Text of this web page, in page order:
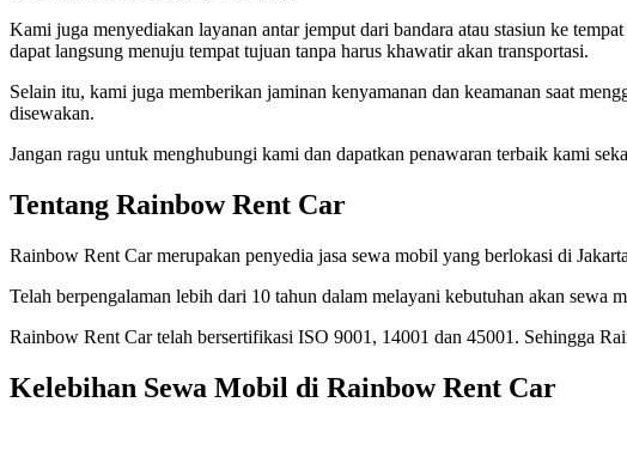
Kami juga menyediakan layanan antar jemput dari bandara atau stasiun ke
dapat langsung menuju tempat tujuan tanpa harus khawatir akan transportasi.
Selain itu, kami juga memberikan jaminan kenyamanan dan keamanan saat
disewakan.
Jangan ragu untuk menghubungi kami dan dapatkan penawaran terbaik kami
Tentang Rainbow Rent Car
Rainbow Rent Car merupakan penyedia jasa sewa mobil yang berlokasi di
Telah berpengalaman lebih dari 10 tahun dalam melayani kebutuhan akan sewa
Rainbow Rent Car telah bersertifikasi ISO 9001, 14001 dan 45001. Sehingga
Kelebihan Sewa Mobil di Rainbow Rent Car